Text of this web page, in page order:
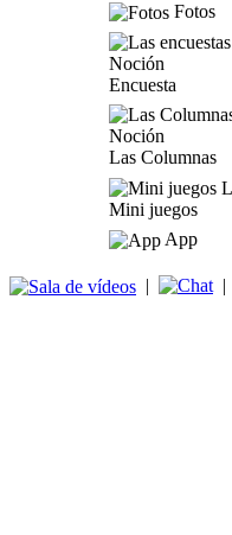
Fotos
Encuesta
Las Columnas
Mini juegos
App
| |